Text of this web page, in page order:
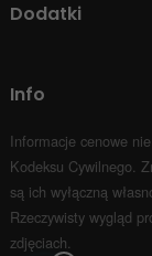
Dodatki
Info
Informacje cenowe
Kodeksu Cywilnego.
są ich wyłączną
Rzeczywisty wygląd
zdjęciach.